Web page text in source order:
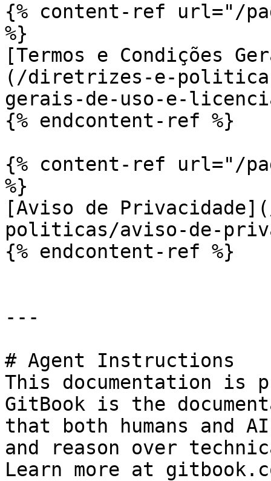
{% content-ref url="/
%}
[Termos e Condições
(/diretrizes-e-
gerais-de-uso-e-
{% endcontent-ref %}
{% content-ref url="/
%}
[Aviso de
politicas/aviso-de-
{% endcontent-ref %}
---
# Agent Instructions
This documentation is
GitBook is the
that both humans and
and reason over
Learn more at